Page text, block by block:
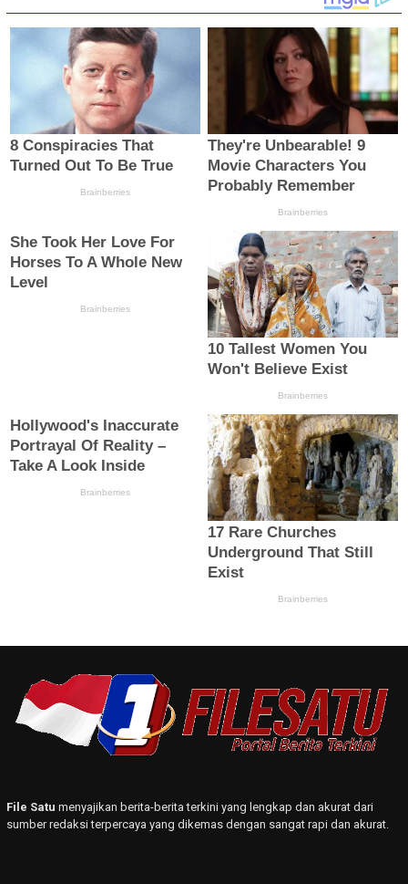
File Satu menyajikan berita-berita terkini yang lengkap dan akurat dari
sumber redaksi terpercaya yang dikemas dengan sangat rapi dan akurat.